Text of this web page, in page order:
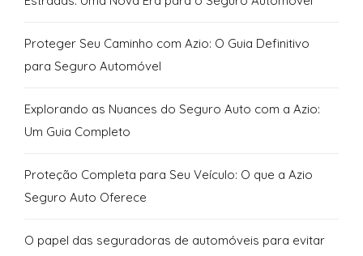
Proteger Seu Caminho com Azio: O Guia Definitivo
para Seguro Automóvel
Explorando as Nuances do Seguro Auto com a Azio:
Um Guia Completo
Proteção Completa para Seu Veículo: O que a Azio
Seguro Auto Oferece
O papel das seguradoras de automóveis para evitar